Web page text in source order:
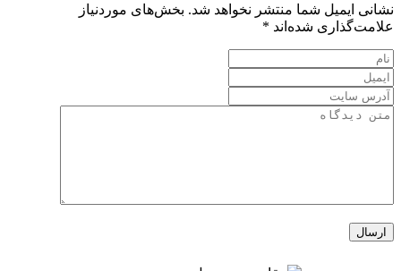
نشانی ایمیل شما منتشر نخواهد شد. بخش‌های موردنیاز
علامت‌گذاری شده‌اند *